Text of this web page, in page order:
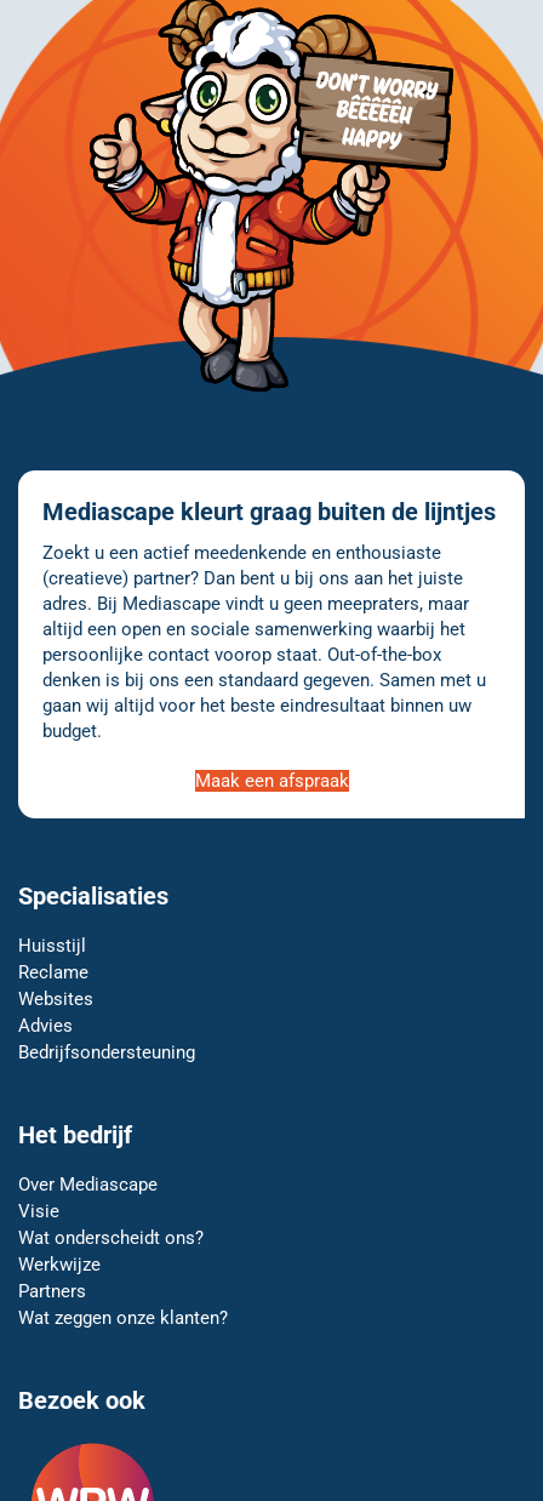
Mediascape kleurt graag buiten de lijntjes
Zoekt u een actief meedenkende en enthousiaste
(creatieve) partner? Dan bent u bij ons aan het juiste
adres. Bij Mediascape vindt u geen meepraters, maar
altijd een open en sociale samenwerking waarbij het
persoonlijke contact voorop staat. Out-of-the-box
denken is bij ons een standaard gegeven. Samen met u
gaan wij altijd voor het beste eindresultaat binnen uw
budget.
Maak een afspraak
Specialisaties
Huisstijl
Reclame
Websites
Advies
Bedrijfsondersteuning
Het bedrijf
Over Mediascape
Visie
Wat onderscheidt ons?
Werkwijze
Partners
Wat zeggen onze klanten?
Bezoek ook